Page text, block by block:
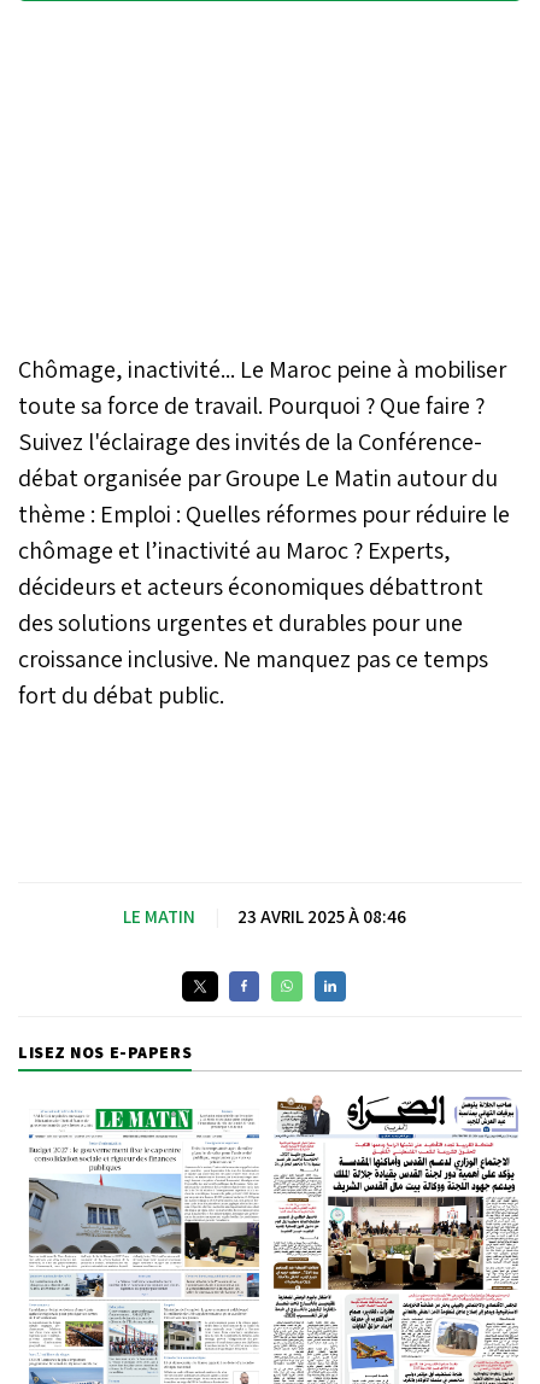
Chômage, inactivité... Le Maroc peine à mobiliser
toute sa force de travail. Pourquoi ? Que faire ?
Suivez l'éclairage des invités de la Conférence-
débat organisée par Groupe Le Matin autour du
thème : Emploi : Quelles réformes pour réduire le
chômage et l’inactivité au Maroc ? Experts,
décideurs et acteurs économiques débattront
des solutions urgentes et durables pour une
croissance inclusive. Ne manquez pas ce temps
fort du débat public.
LE MATIN 23 AVRIL 2025 À 08:46
LISEZ NOS E-PAPERS